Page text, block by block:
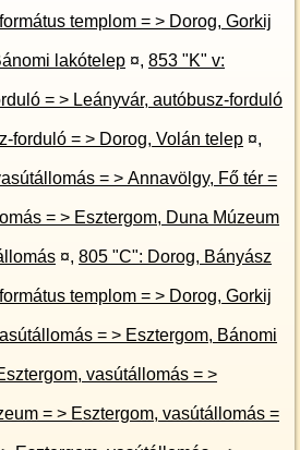
Bánomi lakótelep ¤, 853 "K" v:
forduló
= > Kesztölc, autóbusz-forduló = > Dorog, Volán telep ¤,
= > Annavölgy, Fő tér =
¤, 805 "C": Dorog, Bányász
vasútállomás = >
vasútállomás =